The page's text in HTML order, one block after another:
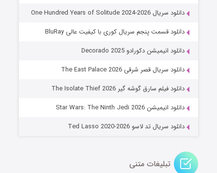
جادوگری در مغولستان
قسمت۱۴ (زیرنویس) منتشر شد
دانلود سریال One Hundred Years of Solitude 2024-2026
دانلود قسمت پنجم سریال کوری با کیفیت عالی BluRay
دانلود انیمیشن دکورادو Decorado 2025
دانلود سریال قصر شرقی The East Palace 2026
دانلود فیلم سارق گوشه گیر The Isolate Thief 2026
دانلود انیمیشن Star Wars: The Ninth Jedi 2026
دانلود سریال تد لاسو Ted Lasso 2020-2026
تبلیغات متنی